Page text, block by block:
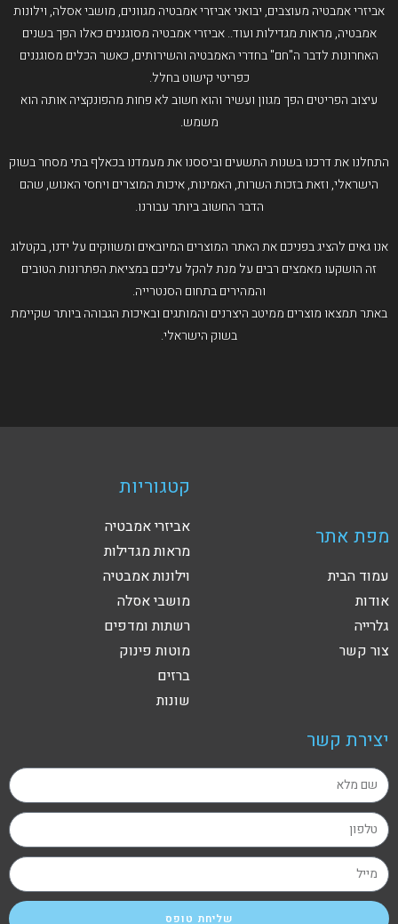
אביזרי אמבטיה מעוצבים, יבואני אביזרי אמבטיה מגוונים, מושבי אסלה, וילונות
אמבטיה, מראות מגדילות ועוד.. אביזרי אמבטיה מסוגננים כאלו הפך בשנים
האחרונות לדבר ה"חם" בחדרי האמבטיה והשירותים, כאשר הכלים מסוגננים
כפריטי קישוט בחלל.
עיצוב הפריטים הפך מגוון ועשיר והוא חשוב לא פחות מהפונקציה אותה הוא
משמש.
התחלנו את דרכנו בשנות התשעים וביססנו את מעמדנו בכאלף בתי מסחר בשוק
הישראלי, וזאת בזכות השרות, האמינות, איכות המוצרים ויחסי האנוש, שהם
הדבר החשוב ביותר עבורנו.
אנו גאים להציג בפניכם את האתר המוצרים המיובאים ומשווקים על ידנו, בקטלוג
זה הושקעו מאמצים רבים על מנת להקל עליכם במציאת הפתרונות הטובים
והמהירים בתחום הסנטרייה.
באתר תמצאו מוצרים ממיטב היצרנים והמותגים ובאיכות הגבוהה ביותר שקיימת
בשוק הישראלי.
מפת אתר
עמוד הבית
אודות
גלרייה
צור קשר
קטגוריות
אביזרי אמבטיה
מראות מגדילות
וילונות אמבטיה
מושבי אסלה
רשתות ומדפים
מוטות פינוק
ברזים
שונות
יצירת קשר
שליחת טופס